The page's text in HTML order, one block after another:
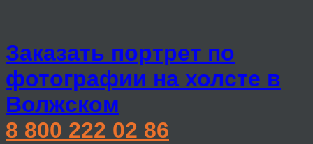
Заказать портрет по
фотографии на холсте в
Волжском
8 800 222 02 86